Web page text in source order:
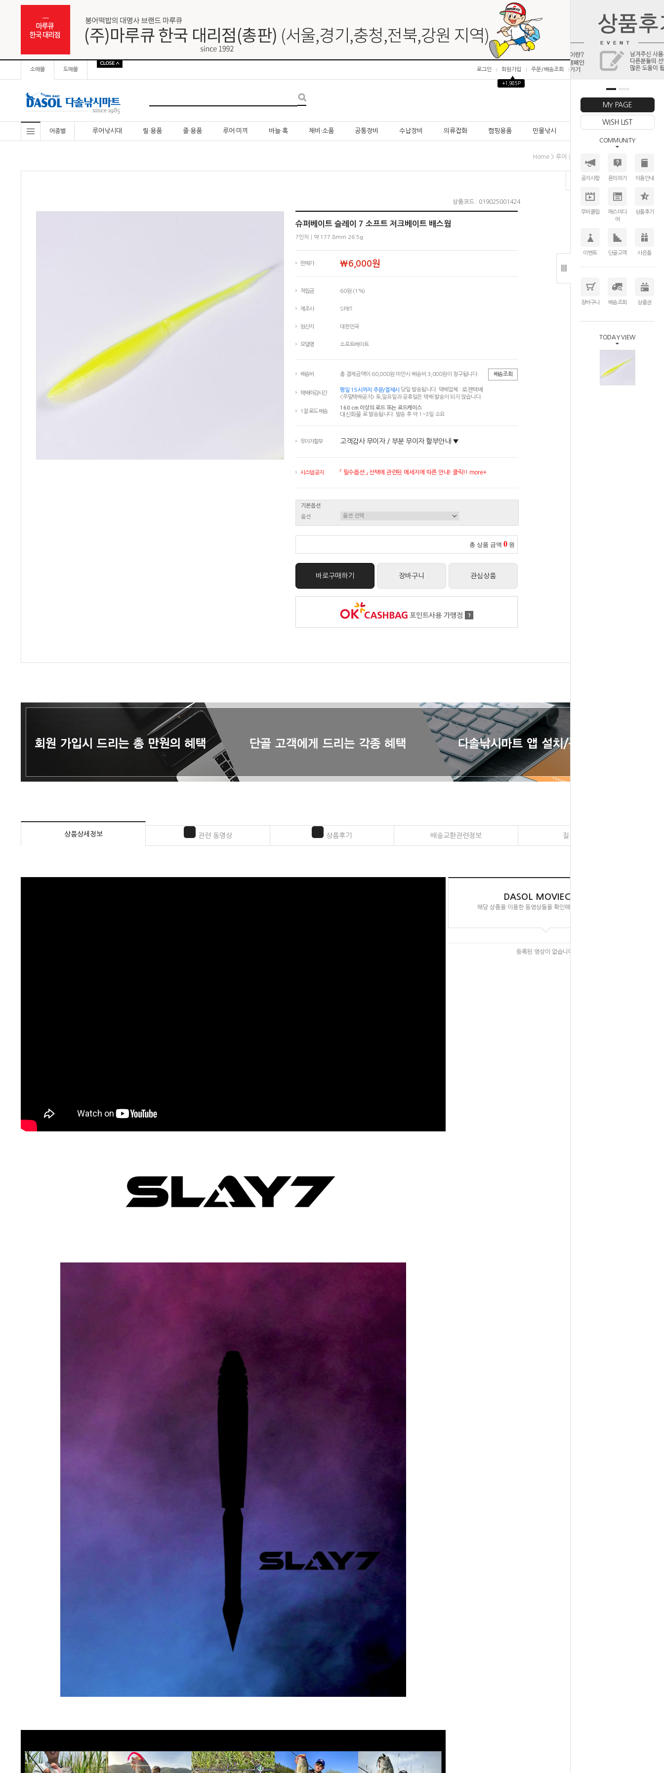
MY PAGE
WISH LIST
COMMUNITY
공지사항 문의하기 이용안내
무비클립
매스미디
어
상품후기
이벤트 단골고객 사은품
장바구니 배송조회 상품권
TODAY VIEW
소매몰 도매몰 로그인 회원가입
▲
+1,985P
주문/배송조회 마이페이지
어종별 루어낚시대 릴·용품 줄·용품 루어·미끼 바늘·훅 채비·소품 공통장비 수납장비 의류잡화 캠핑용품 민물낚시 바다낚시
Home > 루어│미끼
상품코드 : 019025001424
슈퍼베이트 슬레이 7 소프트 저크베이트 배스웜
7인치│약 177.8mm 26.5g
판매가 ￦6,000원
적립금 60원 (1%)
제조사 SPBT
원산지 대한민국
모델명 소프트베이트
배송비 총 결제금액이 60,000원 미만시 배송비 3,000원이 청구됩니다. 배송조회
택배마감시간
평일 15시까지 주문/결제시 당일 발송됩니다. 택배업체 : 로젠택배
<주말택배공지> 토,일요일과 공휴일은 택배 발송이 되지 않습니다.
1절 로드 배송
160 cm 이상의 로드 또는 로드케이스
대신화물 로 발송됩니다. 발송 후 약 1~3일 소요
무이자할부 고객감사 무이자 / 부분 무이자 할부안내 ▼
시스템 공지 「 필수옵션 」 선택에 관련된 메세지에 따른 안내! 클릭!! more+
기본옵션
옵션
총 상품 금액 0 원
바로구매하기 장바구니 관심상품
포인트사용 가맹점 ?
상품상세정보 관련 동영상 상품후기 배송교환관련정보 질문과 대답
DASOL MOVIECLIPS
해당 상품을 이용한 동영상들을 확인해 보실 수 있습니다.
등록된 영상이 없습니다.